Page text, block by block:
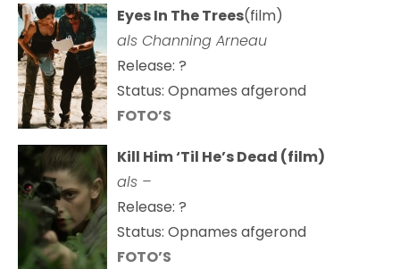
Eyes In The Trees(film)
als Channing Arneau
Release: ?
Status: Opnames afgerond
FOTO’S
Kill Him ‘Til He’s Dead (film)
als –
Release: ?
Status: Opnames afgerond
FOTO’S